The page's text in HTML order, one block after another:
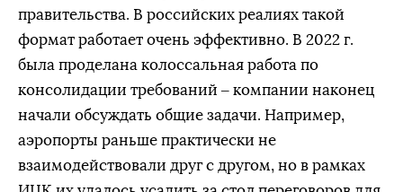
правительства. В российских реалиях такой
формат работает очень эффективно. В 2022 г.
была проделана колоссальная работа по
консолидации требований – компании наконец
начали обсуждать общие задачи. Например,
аэропорты раньше практически не
взаимодействовали друг с другом, но в рамках